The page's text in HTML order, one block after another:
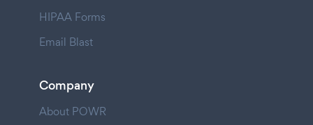
HIPAA Forms
Email Blast
Company
About POWR